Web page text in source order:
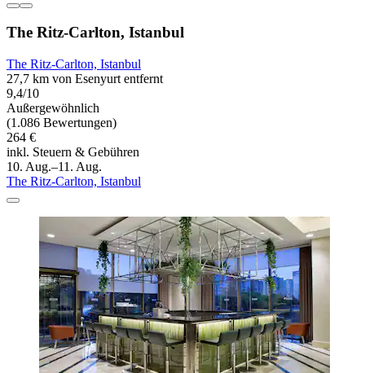
The Ritz-Carlton, Istanbul
The Ritz-Carlton, Istanbul
27,7 km von Esenyurt entfernt
9,4/10
Außergewöhnlich
(1.086 Bewertungen)
264 €
inkl. Steuern & Gebühren
10. Aug.–11. Aug.
The Ritz-Carlton, Istanbul